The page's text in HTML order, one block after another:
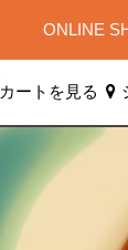
ONLINE
カートを見る